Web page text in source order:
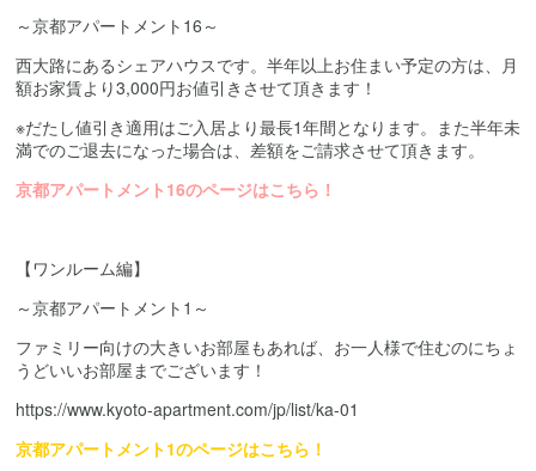
～京都アパートメント16～
西大路にあるシェアハウスです。半年以上お住まい予定の方は、月
額お家賃より3,000円お値引きさせて頂きます！
※だたし値引き適用はご入居より最長1年間となります。また半年未
満でのご退去になった場合は、差額をご請求させて頂きます。
京都アパートメント16のページはこちら！
【ワンルーム編】
～京都アパートメント1～
ファミリー向けの大きいお部屋もあれば、お一人様で住むのにちょ
うどいいお部屋までございます！
https://www.kyoto-apartment.com/jp/list/ka-01
京都アパートメント1のページはこちら！